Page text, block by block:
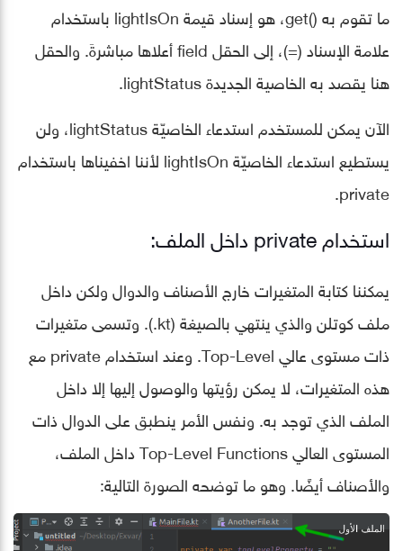
ما تقوم به ()get، هو إسناد قيمة lightIsOn باستخدام
علامة الإسناد (=)، إلى الحقل field أعلاها مباشرةَ. والحقل
هنا يقصد به الخاصية الجديدة lightStatus.
الآن يمكن للمستخدم استدعاء الخاصيّة lightStatus، ولن
يستطيع استدعاء الخاصيّة lightIsOn ﻷننا اخفيناها باستخدام
private.
استخدام private داخل الملف:
يمكننا كتابة المتغيرات خارج الأصناف والدوال ولكن داخل
ملف كوتلن والذي ينتهي بالصيغة (kt.). وتسمى متغيرات
ذات مستوى عالي Top-Level. وعند استخدام private مع
هذه المتغيرات، لا يمكن رؤيتها والوصول إليها إلا داخل
الملف الذي توجد به. ونفس الأمر ينطبق على الدوال ذات
المستوى العالي Top-Level Functions داخل الملف،
والأصناف أيضًا. وهو ما توضحه الصورة التالية: